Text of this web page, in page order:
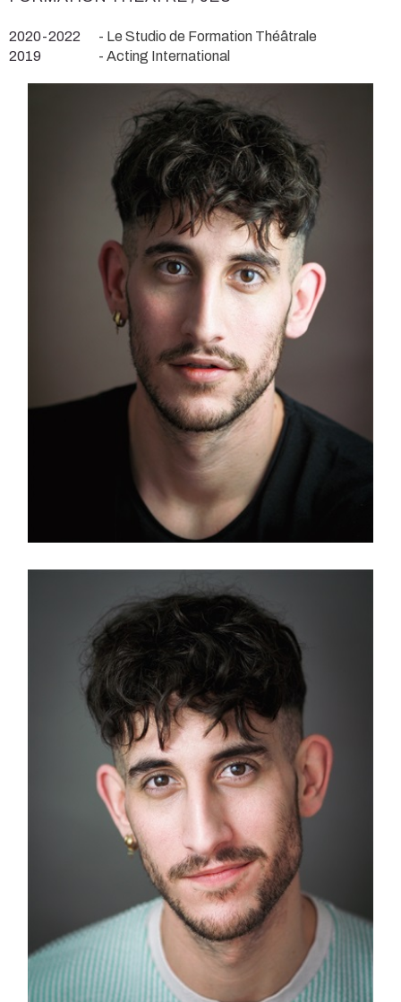
2020-2022
- Le Studio de Formation Théâtrale
2019
- Acting International